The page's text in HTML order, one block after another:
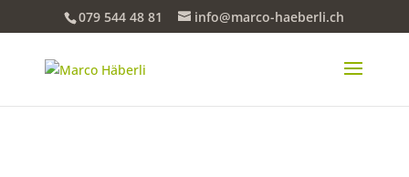
079 544 48 81 info@marco-haeberli.ch